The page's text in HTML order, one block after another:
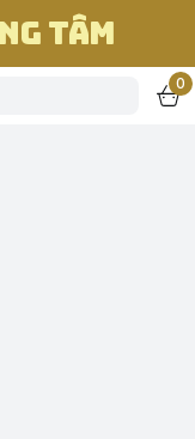
Tâm
0